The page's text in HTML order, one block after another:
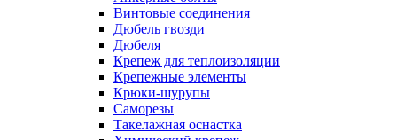
Винтовые соединения
Дюбель гвозди
Дюбеля
Крепеж для теплоизоляции
Крепежные элементы
Крюки-шурупы
Саморезы
Такелажная оснастка